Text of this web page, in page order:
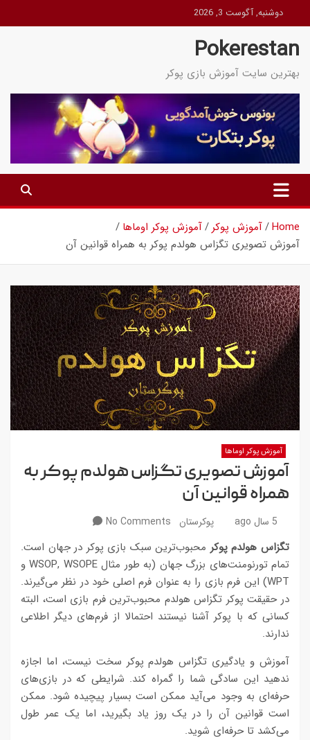
to
content
دوشنبه, آگوست 3, 2026
Pokerestan
بهترین سایت آموزش بازی پوکر
Home آموزش پوکر
آموزش پوکر اوماها
آموزش تصویری تگزاس هولدم پوکر به همراه قوانین آن
آموزش پوکر اوماها
آموزش تصویری تگزاس هولدم پوکر به
همراه قوانین آن
5 سال ago پوکرستان No Comments
تگزاس هولدم پوکر محبوب‌ترین سبک بازی پوکر در جهان است.
تمام تورنومنت‌های بزرگ جهان (به طور مثال WSOP, WSOPE و
WPT) این فرم بازی را به عنوان فرم اصلی خود در نظر می‌گیرند.
در حقیقت پوکر تگزاس هولدم محبوب‌ترین فرم بازی است، البته
کسانی که با پوکر آشنا نیستند احتمالا از فرم‌های دیگر اطلاعی
ندارند.
آموزش و یادگیری تگزاس هولدم پوکر سخت نیست، اما اجازه
ندهید این سادگی شما را گمراه کند. شرایطی که در بازی‌های
حرفه‌ای به وجود می‌آید ممکن است بسیار پیچیده شود. ممکن
است قوانین آن را در یک روز یاد بگیرید،‌ اما یک عمر طول
می‌کشد تا حرفه‌ای شوید.